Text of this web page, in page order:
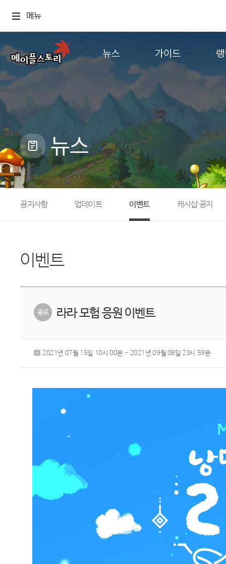
메뉴
뉴스
공지사항
업데이트
캐시샵 공지
메이플 알림판
with maple
가이드
게임정보
직업소개
확률형 아이템
NEXON NOW
뉴스
공지사항 업데이트 이벤트 캐시샵 공지
이벤트
라라 모험 응원 이벤트
2021년 07월 15일 10시 00분 ~ 2021년 09월 08일 23시 59분